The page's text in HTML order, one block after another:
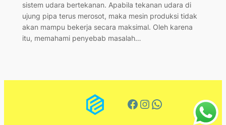
sistem udara bertekanan. Apabila tekanan udara di
ujung pipa terus merosot, maka mesin produksi tidak
akan mampu bekerja secara maksimal. Oleh karena
itu, memahami penyebab masalah…
Facebook
Instagram
WhatsApp